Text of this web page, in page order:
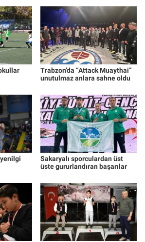
Trabzon’da “Attack Muaythai”
unutulmaz anlara sahne oldu
Sakaryalı sporculardan üst
üste gururlandıran başarılar